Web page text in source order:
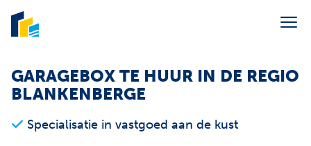
Portaal syndic
Verkoop
Verhuur
GARAGEBOX TE HUUR IN DE REGIO
BLANKENBERGE
Specialisatie in vastgoed aan de kust